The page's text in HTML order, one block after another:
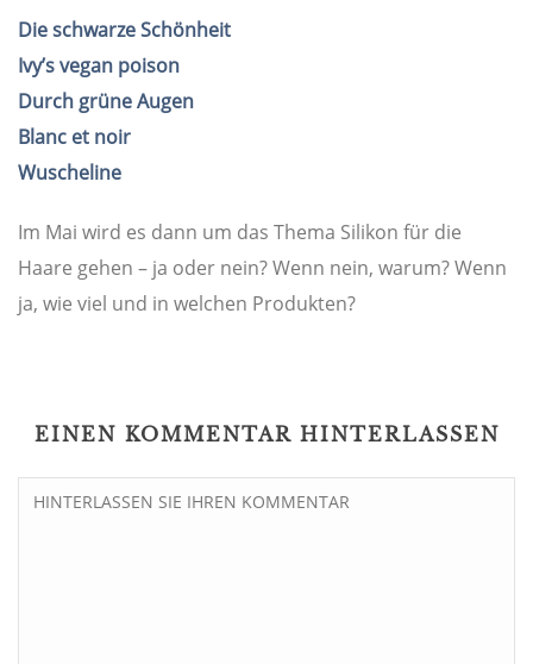
Die schwarze Schönheit
Ivy’s vegan poison
Durch grüne Augen
Blanc et noir
Wuscheline
Im Mai wird es dann um das Thema Silikon für die
Haare gehen – ja oder nein? Wenn nein, warum? Wenn
ja, wie viel und in welchen Produkten?
EINEN KOMMENTAR HINTERLASSEN